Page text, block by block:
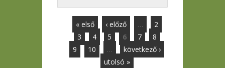
Oldalak
« első ‹ előző …
2
3
4 5 6 7
8
9
10 …
következő ›
utolsó »